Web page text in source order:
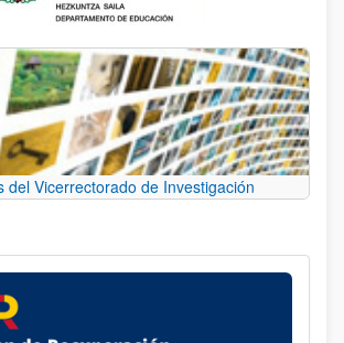
del Vicerrectorado de Investigación